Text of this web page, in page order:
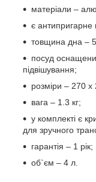
матеріали –
є антипригарне
товщина дна –
посуд
підвішування;
розміри – 270
вага – 1.3 кг;
у комплекті є
для зручного
гарантія – 1 рік;
об`єм – 4 л.